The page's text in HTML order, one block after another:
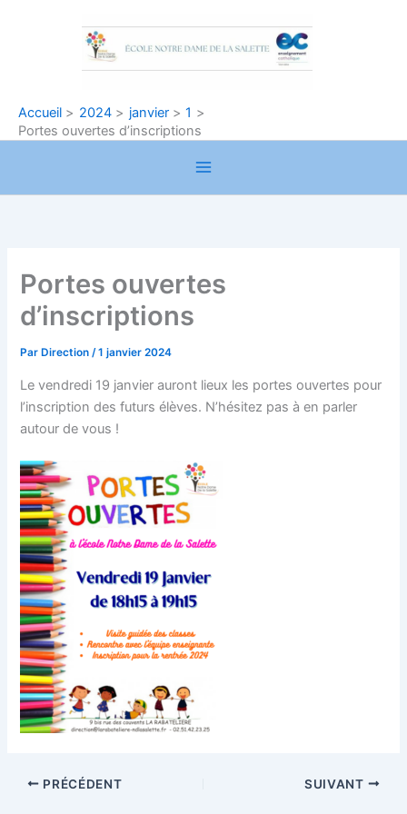
Accueil 2024 janvier
1
Portes ouvertes d’inscriptions
Portes ouvertes
d’inscriptions
Par Direction/1 janvier 2024
Le vendredi 19 janvier auront lieux les portes ouvertes pour
l’inscription des futurs élèves. N’hésitez pas à en parler
autour de vous !
PRÉCÉDENT SUIVANT